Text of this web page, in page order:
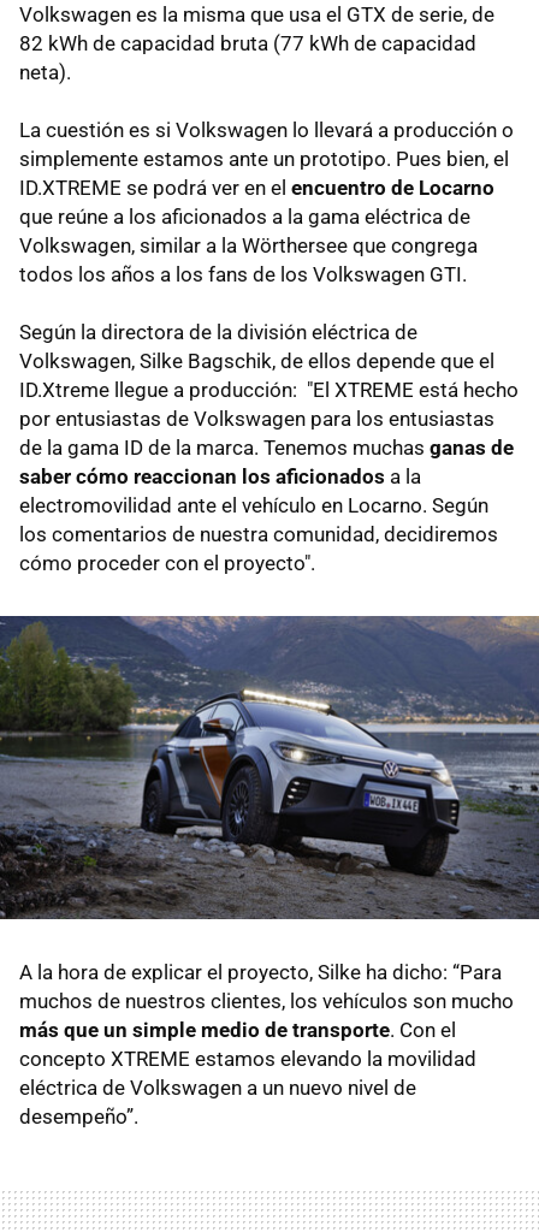
Volkswagen es la misma que usa el GTX de serie, de
82 kWh de capacidad bruta (77 kWh de capacidad
neta).
La cuestión es si Volkswagen lo llevará a producción o
simplemente estamos ante un prototipo. Pues bien, el
ID.XTREME se podrá ver en el encuentro de Locarno
que reúne a los aficionados a la gama eléctrica de
Volkswagen, similar a la Wörthersee que congrega
todos los años a los fans de los Volkswagen GTI.
Según la directora de la división eléctrica de
Volkswagen, Silke Bagschik, de ellos depende que el
ID.Xtreme llegue a producción: "El XTREME está hecho
por entusiastas de Volkswagen para los entusiastas
de la gama ID de la marca. Tenemos muchas ganas de
saber cómo reaccionan los aficionados a la
electromovilidad ante el vehículo en Locarno. Según
los comentarios de nuestra comunidad, decidiremos
cómo proceder con el proyecto".
A la hora de explicar el proyecto, Silke ha dicho: “Para
muchos de nuestros clientes, los vehículos son mucho
más que un simple medio de transporte. Con el
concepto XTREME estamos elevando la movilidad
eléctrica de Volkswagen a un nuevo nivel de
desempeño”.